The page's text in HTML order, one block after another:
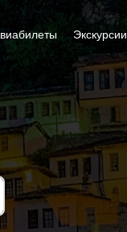
Экскурсии